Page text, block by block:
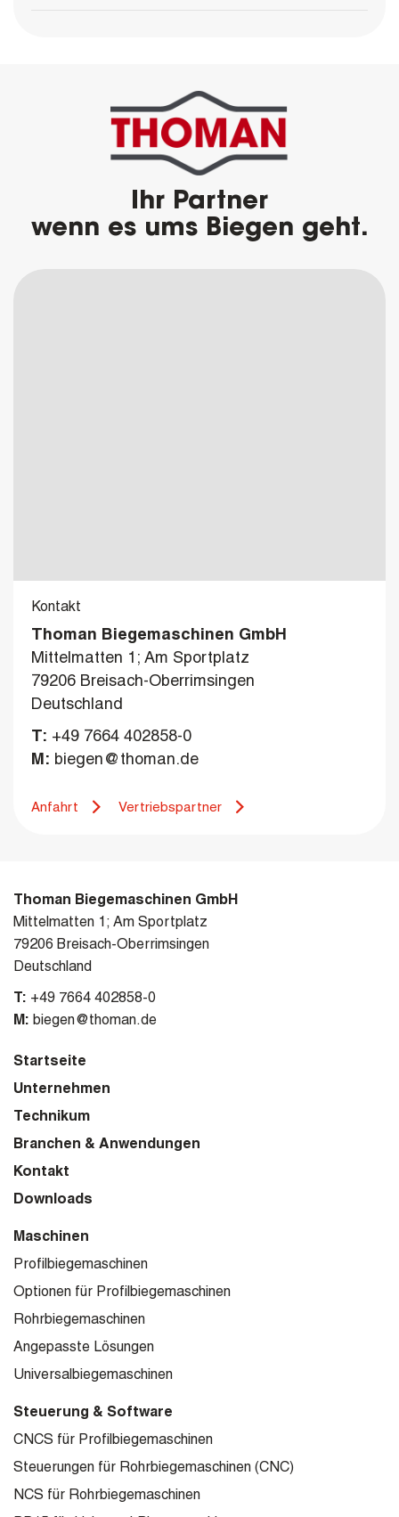
Ihr Partner
wenn es ums Biegen geht.
Kontakt
Thoman Biegemaschinen GmbH
Mittelmatten 1; Am Sportplatz
79206 Breisach-Oberrimsingen
Deutschland
T: +49 7664 402858-0
M: biegen@thoman.de
Anfahrt Vertriebspartner
Thoman Biegemaschinen GmbH
Mittelmatten 1; Am Sportplatz
79206 Breisach-Oberrimsingen
Deutschland
T: +49 7664 402858-0
M: biegen@thoman.de
Startseite
Unternehmen
Technikum
Branchen & Anwendungen
Kontakt
Downloads
Maschinen
Profilbiegemaschinen
Optionen für Profilbiegemaschinen
Rohrbiegemaschinen
Angepasste Lösungen
Universalbiegemaschinen
Steuerung & Software
CNCS für Profilbiegemaschinen
Steuerungen für Rohrbiegemaschinen (CNC)
NCS für Rohrbiegemaschinen